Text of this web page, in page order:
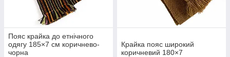
Пояс крайка до етнічного
одягу 185×7 см коричнево-
чорна
Крайка пояс широкий
коричневий 180×7